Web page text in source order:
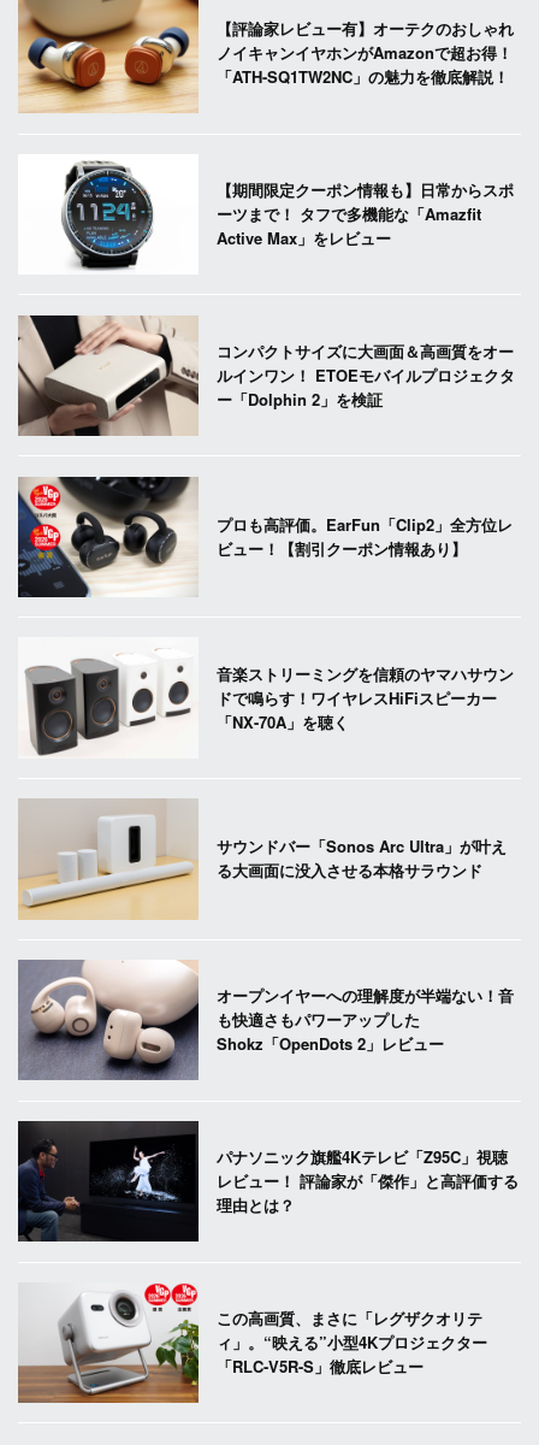
【評論家レビュー有】オーテクのおしゃれ
ノイキャンイヤホンがAmazonで超お得！
「ATH-SQ1TW2NC」の魅力を徹底解説！
【期間限定クーポン情報も】日常からスポ
ーツまで！ タフで多機能な「Amazfit
Active Max」をレビュー
コンパクトサイズに大画面＆高画質をオー
ルインワン！ ETOEモバイルプロジェクタ
ー「Dolphin 2」を検証
プロも高評価。EarFun「Clip2」全方位レ
ビュー！【割引クーポン情報あり】
音楽ストリーミングを信頼のヤマハサウン
ドで鳴らす！ワイヤレスHiFiスピーカー
「NX-70A」を聴く
サウンドバー「Sonos Arc Ultra」が叶え
る大画面に没入させる本格サラウンド
オープンイヤーへの理解度が半端ない！音
も快適さもパワーアップした
Shokz「OpenDots 2」レビュー
パナソニック旗艦4Kテレビ「Z95C」視聴
レビュー！ 評論家が「傑作」と高評価する
理由とは？
この高画質、まさに「レグザクオリテ
ィ」。“映える”小型4Kプロジェクター
「RLC-V5R-S」徹底レビュー